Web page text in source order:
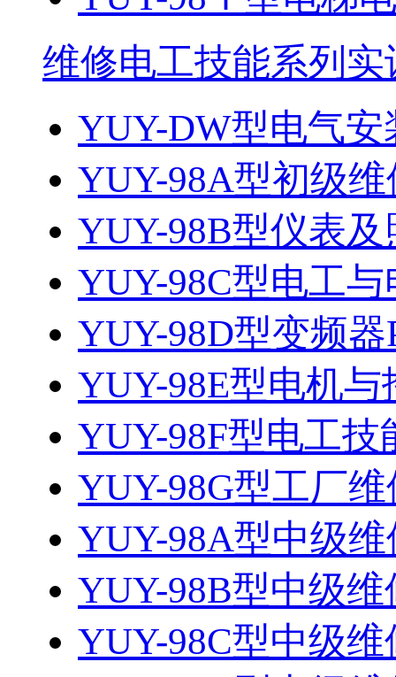
维修电工技能系列实
YUY-DW型电气
YUY-98A型初级
YUY-98B型仪表
YUY-98C型电工
YUY-98D型变频
YUY-98E型电机
YUY-98F型电工技
YUY-98G型工厂
YUY-98A型中级
YUY-98B型中级
YUY-98C型中级